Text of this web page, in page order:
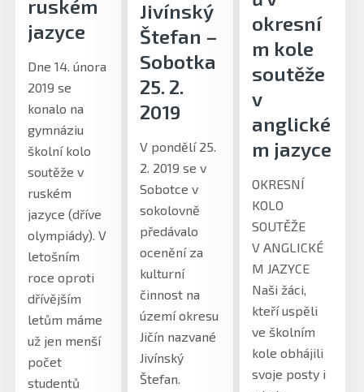
ruském
jazyce
Dne 14. února
2019 se
konalo na
gymnáziu
školní kolo
soutěže v
ruském
jazyce (dříve
olympiády). V
letošním
roce oproti
dřívějším
letům máme
už jen menší
počet
studentů
Jivínský
Štefan –
Sobotka
25. 2.
2019
V pondělí 25.
2. 2019 se v
Sobotce v
sokolovně
předávalo
ocenění za
kulturní
činnost na
území okresu
Jičín nazvané
Jivínský
Štefan.
okresní
m kole
soutěže
v
anglické
m jazyce
OKRESNÍ
KOLO
SOUTĚŽE
V ANGLICKÉ
M JAZYCE
Naši žáci,
kteří uspěli
ve školním
kole obhájili
svoje posty i